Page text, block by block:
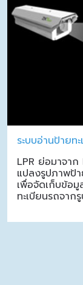
ระบบอ่านป้ายท
LPR ย่อมาจา
แปลงรูปภาพป้า
เพื่อจัดเก็บข้อมู
ทะเบียนรถจาก